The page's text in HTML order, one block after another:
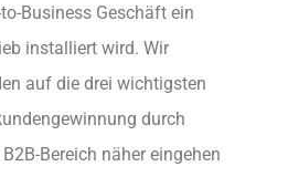
Business Geschäft ein
installiert wird. Wir
auf die drei wichtigsten
durch
Bereich näher eingehen